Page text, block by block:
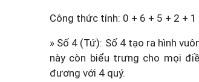
Công thức tính: 0 + 6 + 5 + 2 + 1
» Số 4 (Tứ): Số 4 tạo ra hình
này còn biểu trưng cho mọi
đương với 4 quý.